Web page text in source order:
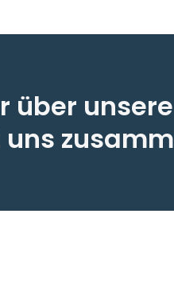
über